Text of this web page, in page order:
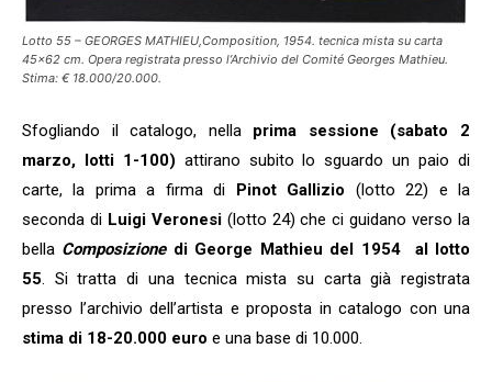
Lotto 55 – GEORGES MATHIEU,Composition, 1954. tecnica mista su carta
45×62 cm. Opera registrata presso l’Archivio del Comité Georges Mathieu.
Stima: € 18.000/20.000.
Sfogliando il catalogo, nella prima sessione (sabato 2
marzo, lotti 1-100) attirano subito lo sguardo un paio di
carte, la prima a firma di Pinot Gallizio (lotto 22) e la
seconda di Luigi Veronesi(lotto 24) che ci guidano verso la
bella Composizione di George Mathieu del 1954 al lotto
55. Si tratta di una tecnica mista su carta già registrata
presso l’archivio dell’artista e proposta in catalogo con una
stima di 18-20.000 euro e una base di 10.000.